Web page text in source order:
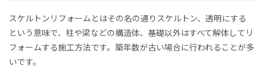
スケルトンリフォームとはその名の通りスケルトン、透明にする
という意味で、柱や梁などの構造体、基礎以外はすべて解体してリ
フォームする施工方法です。築年数が古い場合に行われることが多
いです。